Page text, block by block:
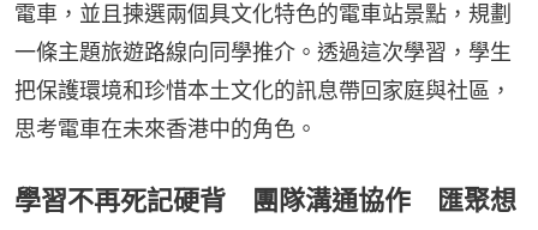
電車，並且揀選兩個具文化特色的電車站景點，規劃
一條主題旅遊路線向同學推介。透過這次學習，學生
把保護環境和珍惜本土文化的訊息帶回家庭與社區，
思考電車在未來香港中的角色。
學習不再死記硬背 團隊溝通協作 匯聚想